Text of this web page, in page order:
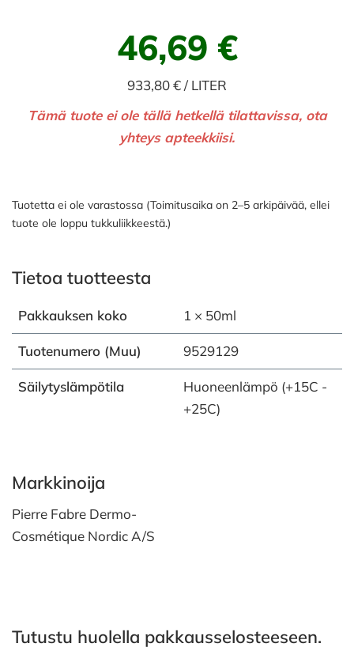
46,69 €
933,80 € / LITER
Tämä tuote ei ole tällä hetkellä tilattavissa, ota
yhteys apteekkiisi.
Tuotetta ei ole varastossa (Toimitusaika on 2–5 arkipäivää, ellei
tuote ole loppu tukkuliikkeestä.)
Tietoa tuotteesta
Pakkauksen koko 1 × 50ml
Tuotenumero (Muu) 9529129
Säilytyslämpötila
Huoneenlämpö (+15C -
+25C)
Markkinoija
Pierre Fabre Dermo-
Cosmétique Nordic A/S
Tutustu huolella pakkausselosteeseen.